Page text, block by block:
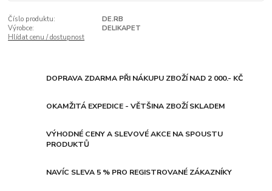
Číslo produktu:
DE.RB
Výrobce:
DELIKAPET
Hlídat cenu / dostupnost
DOPRAVA ZDARMA PŘI NÁKUPU ZBOŽÍ NAD 2 000.- KČ
OKAMŽITÁ EXPEDICE - VĚTŠINA ZBOŽÍ SKLADEM
VÝHODNÉ CENY A SLEVOVÉ AKCE NA SPOUSTU
PRODUKTŮ
NAVÍC SLEVA 5 % PRO REGISTROVANÉ ZÁKAZNÍKY